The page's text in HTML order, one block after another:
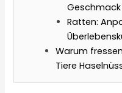
Geschmack
Ratten:
Warum
Tiere